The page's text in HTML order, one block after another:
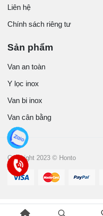
Liên hệ
Chính sách riêng tư
Sản phẩm
Van an toàn
Y lọc inox
Van bi inox
Van cân bằng
Copyright 2023 © Honto